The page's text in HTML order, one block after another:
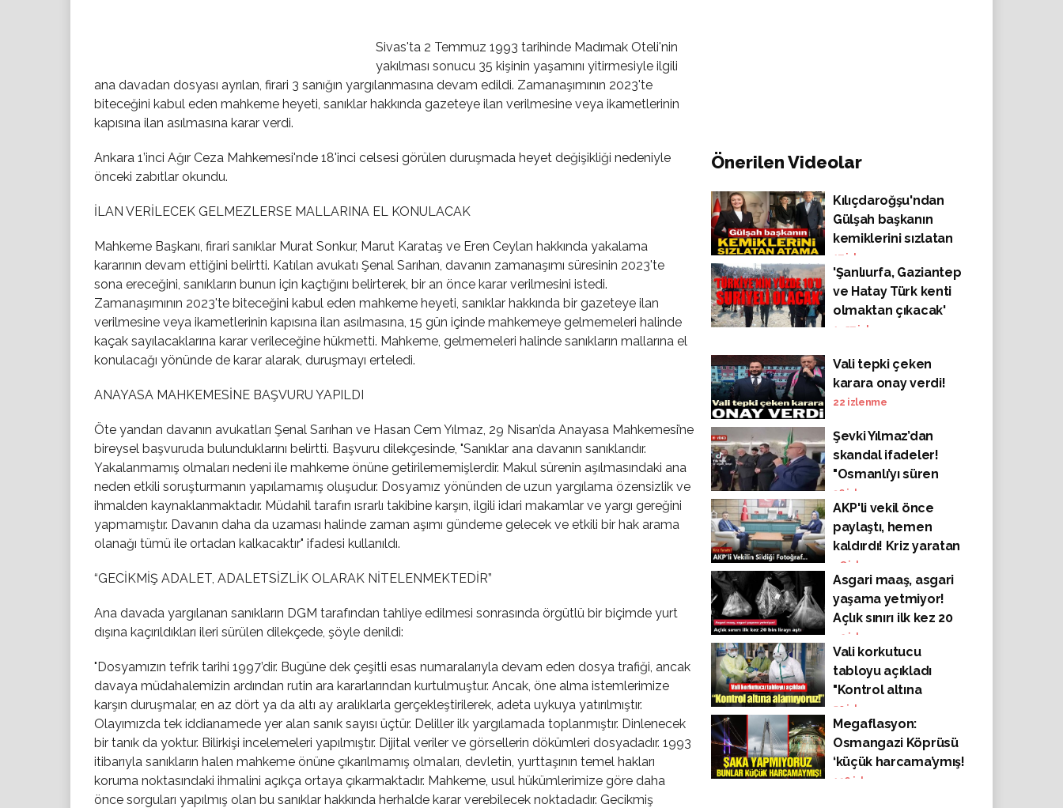
Sivas'ta 2 Temmuz 1993 tarihinde Madımak Oteli'nin
yakılması sonucu 35 kişinin yaşamını yitirmesiyle ilgili
ana davadan dosyası ayrılan, firari 3 sanığın yargılanmasına devam edildi. Zamanaşımının 2023'te
biteceğini kabul eden mahkeme heyeti, sanıklar hakkında gazeteye ilan verilmesine veya ikametlerinin
kapısına ilan asılmasına karar verdi.
Ankara 1’inci Ağır Ceza Mahkemesi'nde 18'inci celsesi görülen duruşmada heyet değişikliği nedeniyle
önceki zabıtlar okundu.
İLAN VERİLECEK GELMEZLERSE MALLARINA EL KONULACAK
Mahkeme Başkanı, firari sanıklar Murat Sonkur, Marut Karataş ve Eren Ceylan hakkında yakalama
kararının devam ettiğini belirtti. Katılan avukatı Şenal Sarıhan, davanın zamanaşımı süresinin 2023'te
sona ereceğini, sanıkların bunun için kaçtığını belirterek, bir an önce karar verilmesini istedi.
Zamanaşımının 2023'te biteceğini kabul eden mahkeme heyeti, sanıklar hakkında bir gazeteye ilan
verilmesine veya ikametlerinin kapısına ilan asılmasına, 15 gün içinde mahkemeye gelmemeleri halinde
kaçak sayılacaklarına karar verileceğine hükmetti. Mahkeme, gelmemeleri halinde sanıkların mallarına el
konulacağı yönünde de karar alarak, duruşmayı erteledi.
ANAYASA MAHKEMESİNE BAŞVURU YAPILDI
Öte yandan davanın avukatları Şenal Sarıhan ve Hasan Cem Yılmaz, 29 Nisan’da Anayasa Mahkemesi’ne
bireysel başvuruda bulunduklarını belirtti. Başvuru dilekçesinde, "Sanıklar ana davanın sanıklarıdır.
Yakalanmamış olmaları nedeni ile mahkeme önüne getirilememişlerdir. Makul sürenin aşılmasındaki ana
neden etkili soruşturmanın yapılamamış oluşudur. Dosyamız yönünden de uzun yargılama özensizlik ve
ihmalden kaynaklanmaktadır. Müdahil tarafın ısrarlı takibine karşın, ilgili idari makamlar ve yargı gereğini
yapmamıştır. Davanın daha da uzaması halinde zaman aşımı gündeme gelecek ve etkili bir hak arama
olanağı tümü ile ortadan kalkacaktır" ifadesi kullanıldı.
“GECİKMİŞ ADALET, ADALETSİZLİK OLARAK NİTELENMEKTEDİR”
Ana davada yargılanan sanıkların DGM tarafından tahliye edilmesi sonrasında örgütlü bir biçimde yurt
dışına kaçırıldıkları ileri sürülen dilekçede, şöyle denildi:
"Dosyamızın tefrik tarihi 1997’dir. Bugüne dek çeşitli esas numaralarıyla devam eden dosya trafiği, ancak
davaya müdahalemizin ardından rutin ara kararlarından kurtulmuştur. Ancak, öne alma istemlerimize
karşın duruşmalar, en az dört ya da altı ay aralıklarla gerçekleştirilerek, adeta uykuya yatırılmıştır.
Olayımızda tek iddianamede yer alan sanık sayısı üçtür. Deliller ilk yargılamada toplanmıştır. Dinlenecek
bir tanık da yoktur. Bilirkişi incelemeleri yapılmıştır. Dijital veriler ve görsellerin dökümleri dosyadadır. 1993
itibarıyla sanıkların halen mahkeme önüne çıkarılmamış olmaları, devletin, yurttaşının temel hakları
koruma noktasındaki ihmalini açıkça ortaya çıkarmaktadır. Mahkeme, usul hükümlerimize göre daha
önce sorguları yapılmış olan bu sanıklar hakkında herhalde karar verebilecek noktadadır. Gecikmiş
Önerilen Videolar
Kılıçdaroğşu'ndan
Gülşah başkanın
kemiklerini sızlatan
atama
17izlenme
'Şanlıurfa, Gaziantep
ve Hatay Türk kenti
olmaktan çıkacak'
1457izlenme
Vali tepki çeken
karara onay verdi!
22 izlenme
Şevki Yılmaz’dan
skandal ifadeler!
"Osmanlı’yı süren
soysuzları
lanetliyorum"
36 izlenme
AKP'li vekil önce
paylaştı, hemen
kaldırdı! Kriz yaratan
fotoğraf
48izlenme
Asgari maaş, asgari
yaşama yetmiyor!
Açlık sınırı ilk kez 20
bin lirayı aştı
42 izlenme
Vali korkutucu
tabloyu açıkladı
"Kontrol altına
alamıyoruz!"
50 izlenme
Megaflasyon:
Osmangazi Köprüsü
‘küçük harcama’ymış!
196 izlenme